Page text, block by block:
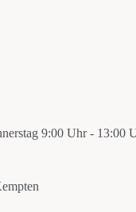
9:00 Uhr - 13:00